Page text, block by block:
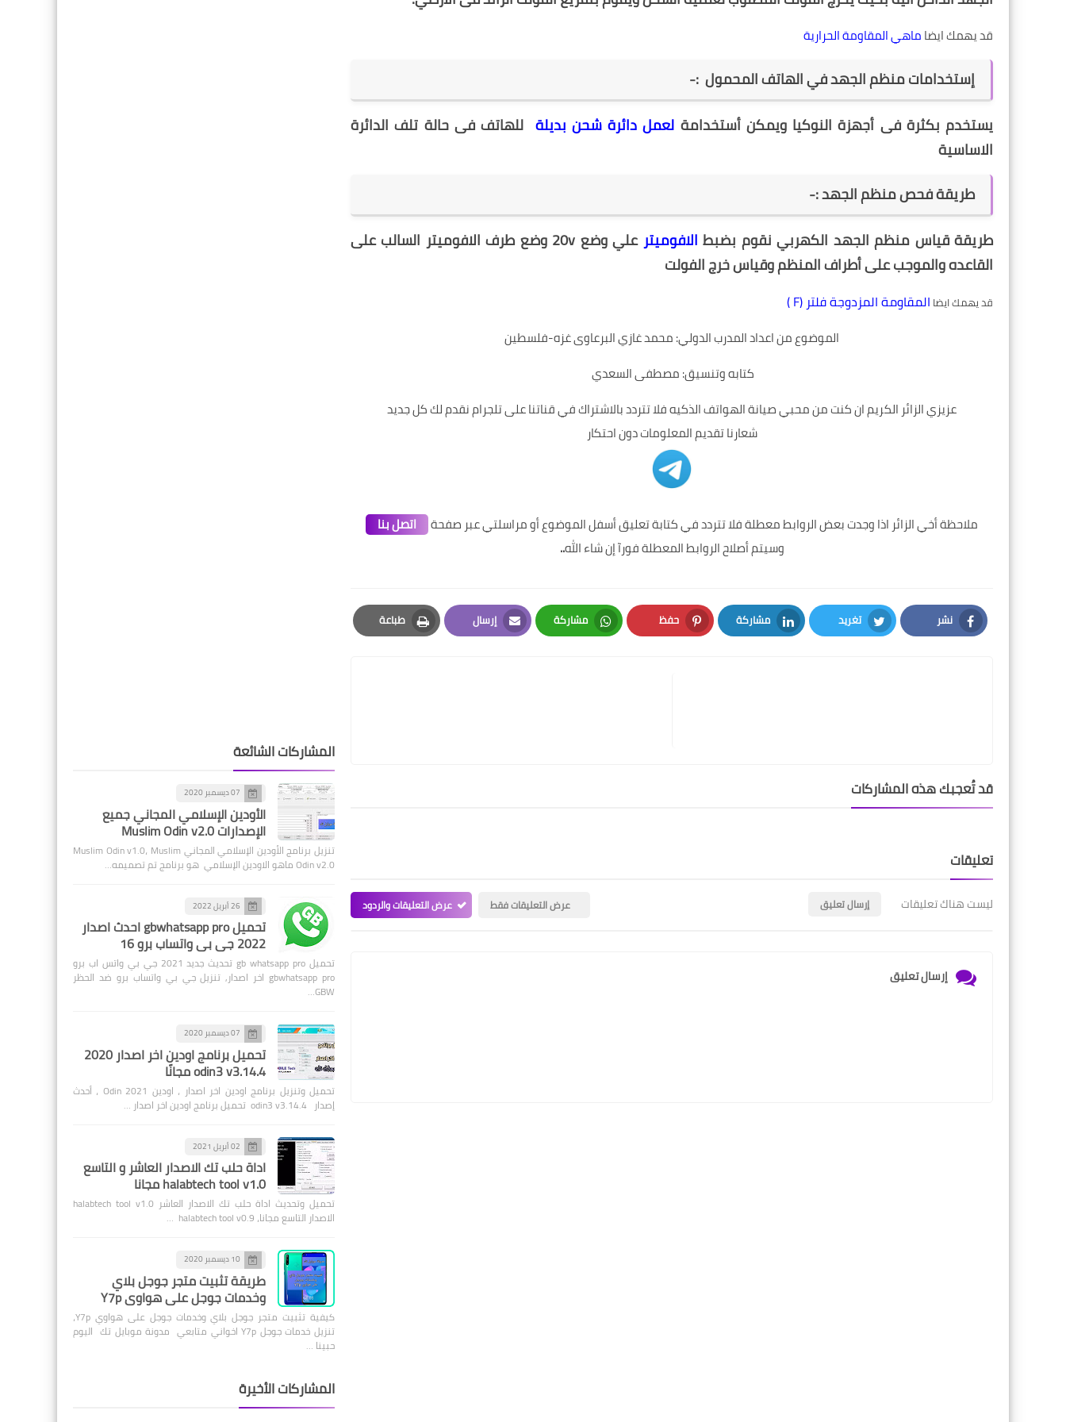
قد يهمك ايضاماهي المقاومة الحرارية
إستخدامات منظم الجهد في الهاتف المحمول :-
يستخدم بكثرة فى أجهزة النوكيا ويمكن أستخدامة لعمل دائرة شحن بديلة للهاتف فى حالة تلف الدائرة
الاساسية
طريقة فحص منظم الجهد :-
طريقة قياس منظم الجهد الكهربي نقوم بضبط الافوميتر
علي وضع 20v وضع طرف الافوميتر السالب على
القاعده والموجب على أطراف المنظم وقياس خرج الفولت
قد يهمك ايضا المقاومة المزدوجة فلتر (F )
الموضوع من اعداد المدرب الدولي:محمد غازي البرعاوىغزه-فلسطين
كتابه وتنسيق: مصطفى السعدي
عزيزي الزائر الكريم ان كنت من محبي صيانة الهواتف الذكيه فلا تتردد بالاشتراك في قناتنا على تلجرام نقدم لك كل جديد
شعارنا تقديم المعلومات دون احتكار
ملاحظة أخي الزائر اذا وجدت بعض الروابط معطلة فلا تتردد في كتابة تعليق أسفل الموضوع أو مراسلتي عبر صفحة
اتصل بنا
وسيتم أصلاح الروابط المعطلة فورآ إن شاء الله..
نشر
Facebook
تغريد
Twitter
مشاركة
LinkedIn
حفظ
Pinterest
مشاركة
Whatsapp
إرسال
Email
طباعة
Print
قد تُعجبك هذه المشاركات
تعليقات
ليست هناك تعليقات إرسال تعليق عرض التعليقات فقط عرض التعليقات والردود
إرسال تعليق
المشاركات الشائعة
07 ديسمبر 2020
الأودين الإسلامي المجاني جميع
الإصدارات Muslim Odin v2.0
تنزيل برنامج الأودين الإسلامي المجاني Muslim Odin v1.0، Muslim
Odin v2.0 ماهو الاودين الإسلامي هو برنامج تم تصميمه…
26 أبريل 2022
تحميل gbwhatsapp pro احدث اصدار
2022 جي بي واتساب برو 16
تحميل gb whatsapp pro تحديث جديد 2021 جي بي واتس اب برو
gbwhatsapp pro اخر اصدار, تنزيل جي بي واتساب برو ضد الحظر
GBW…
07 ديسمبر 2020
تحميل برنامج اودين اخر اصدار 2020
odin3 v3.14.4 مجانًا
تحميل وتنزيل برنامج اودين اخر اصدار ، اودين Odin 2021 ، أحدث
إصدار odin3 v3.14.4 تحميل برنامج اودين اخر اصدار …
02 أبريل 2021
اداة حلب تك الاصدار العاشر و التاسع
halabtech tool v1.0 مجانا
تحميل وتحديث اداة حلب تك الاصدار العاشر halabtech tool v1.0
الاصدار التاسع مجانا، halabtech tool v0.9 …
10 ديسمبر 2020
طريقة تثبيت متجر جوجل بلاي
وخدمات جوجل على هواوي Y7p
كيفية تثبيت متجر جوجل بلاي وخدمات جوجل على هواوي Y7p،
تنزيل خدمات جوجل Y7p اخواني متابعي مدونة موبايل تك اليوم
حبينا …
المشاركات الأخيرة